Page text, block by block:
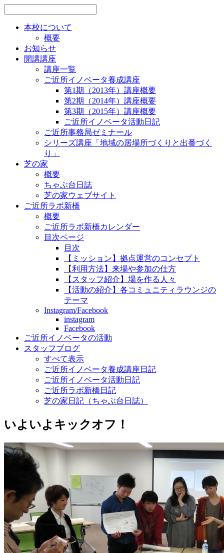
本校について
概要
お知らせ
開講講座
講座一覧
ご近所イノベータ養成講座
第1期（2013年）講座概要
第2期（2014年）講座概要
第3期（2015年）講座概要
ご近所イノベータ活動日記
ご近所事務局ゼミナール
シリーズ講座「地域の居場所づくりと出番づく
り」
芝の家
概要
ちゃぶ台日誌
芝の家ウェブサイト
ご近所ラボ新橋
概要
ご近所ラボ新橋カレンダー
目次ページ
目次
【ミッション】拠点運営のコンセプト
【利用方法】来場や参加の仕方
【スタッフ紹介】場を作る人々
【活動の紹介】各コミュニティラウンジの
テーマ
Instagram/Facebook
instagram
Facebook
ご近所イノベータの活動
スタッフブログ
すべて表示
ご近所イノベータ養成講座日記
ご近所イノベータ活動日記
ご近所ラボ新橋日記
芝の家日記（ちゃぶ台日誌）
いよいよキックオフ！